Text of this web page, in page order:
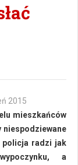
2015
mieszkańców
niespodziewane
policja radzi jak
a